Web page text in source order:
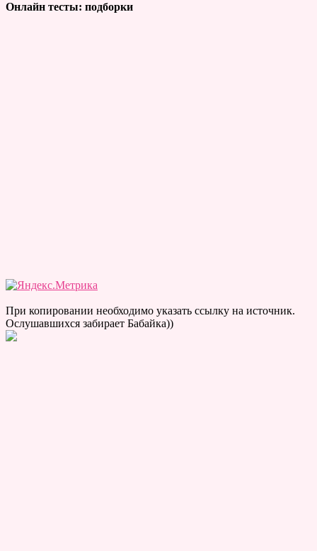
Онлайн тесты: подборки
При копировании необходимо указать ссылку на источник.
Ослушавшихся забирает Бабайка))